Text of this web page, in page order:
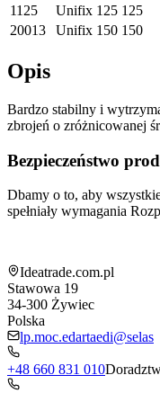
1125
Unifix 125 125
20013
Unifix 150 150
Opis
Bardzo stabilny i
zbrojeń o zróżnicowanej
Bezpieczeństwo
Dbamy o to, aby
spełniały wymagania
Ideatrade.com.pl
Stawowa 19
34-300 Żywiec
Polska
lp.moc.edartaedi@selas
+48 660 831 010